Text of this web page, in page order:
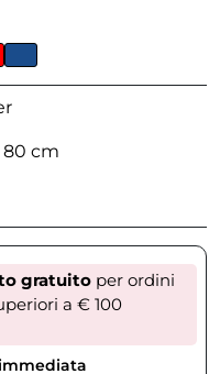
80 cm
gratuitoper ordini
a € 100